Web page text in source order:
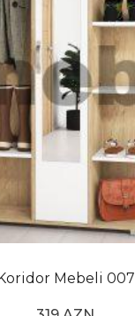
Mebeli 007